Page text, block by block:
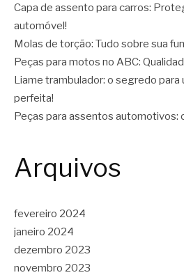
Capa de assento para carros:
automóvel!
Molas de torção: Tudo sobre sua
Peças para motos no ABC:
Liame trambulador: o segredo para
perfeita!
Peças para assentos automotivos:
Arquivos
fevereiro 2024
janeiro 2024
dezembro 2023
novembro 2023